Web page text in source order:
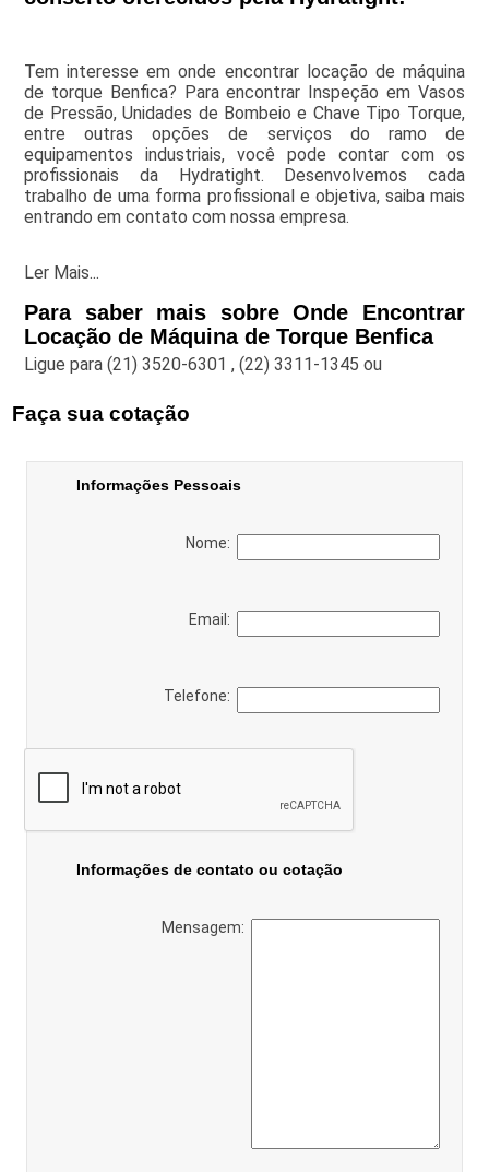
Tem interesse em onde encontrar locação de máquina
de torque Benfica? Para encontrar Inspeção em Vasos
de Pressão, Unidades de Bombeio e Chave Tipo Torque,
entre outras opções de serviços do ramo de
equipamentos industriais, você pode contar com os
profissionais da Hydratight. Desenvolvemos cada
trabalho de uma forma profissional e objetiva, saiba mais
entrando em contato com nossa empresa.
Ler Mais...
Para saber mais sobre Onde Encontrar
Locação de Máquina de Torque Benfica
Ligue para(21) 3520-6301 ,(22) 3311-1345 ou
Faça sua cotação
Informações Pessoais
Nome:
Email:
Telefone:
Informações de contato ou cotação
Mensagem: